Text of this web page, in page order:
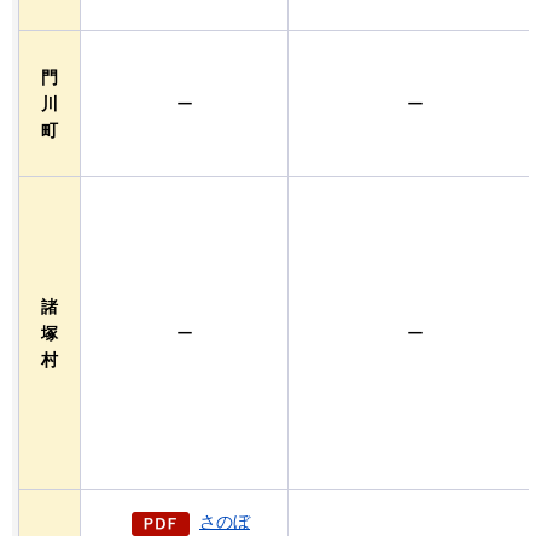
門
川
町
ー ー
諸
塚
村
ー ー
さのぼ